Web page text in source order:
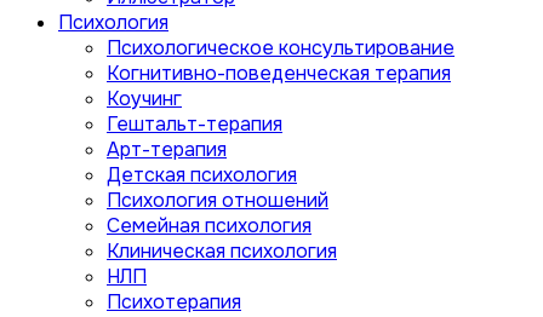
Психология
Психологическое консультирование
Когнитивно-поведенческая терапия
Коучинг
Гештальт-терапия
Арт-терапия
Детская психология
Психология отношений
Семейная психология
Клиническая психология
НЛП
Психотерапия